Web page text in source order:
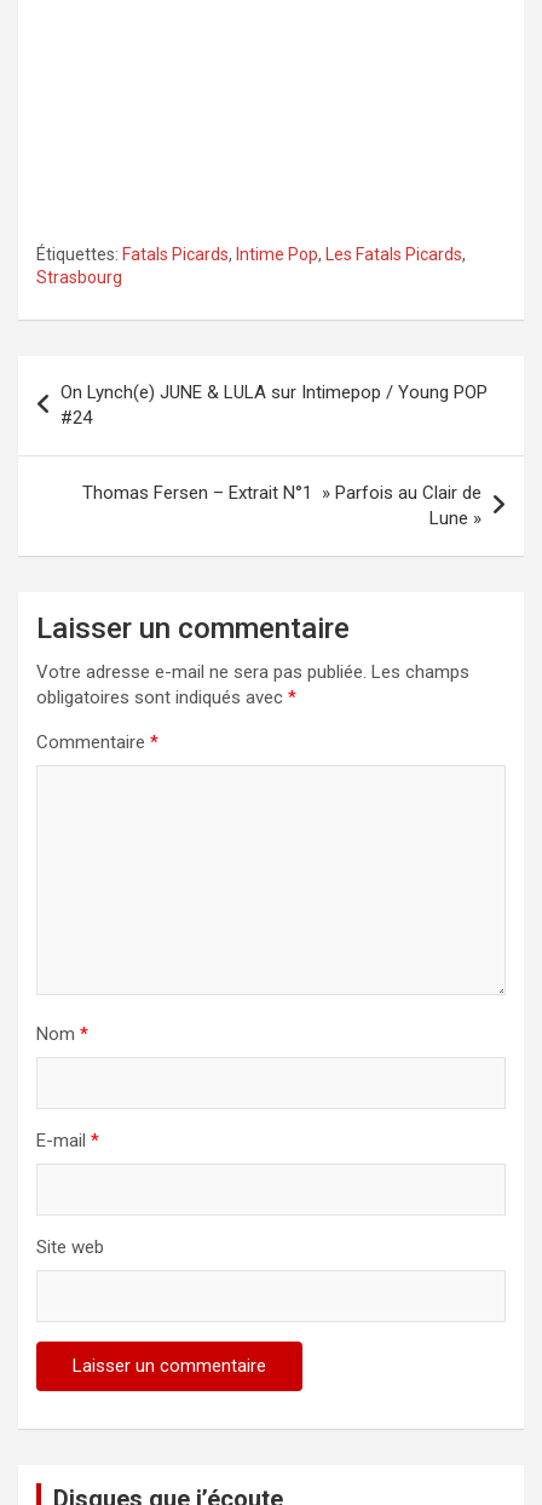
Étiquettes: Fatals Picards, Intime Pop, Les Fatals Picards,
Strasbourg
de
l’article
On Lynch(e) JUNE & LULA sur Intimepop / Young POP
#24
Thomas Fersen – Extrait N°1 » Parfois au Clair de
Lune »
Laisser un commentaire
Votre adresse e-mail ne sera pas publiée. Les champs
obligatoires sont indiqués avec *
Commentaire *
Nom *
E-mail *
Site web